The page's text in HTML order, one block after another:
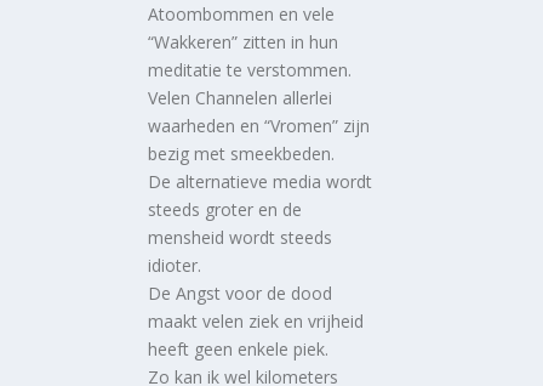
Atoombommen en vele
“Wakkeren” zitten in hun
meditatie te verstommen.
Velen Channelen allerlei
waarheden en “Vromen” zijn
bezig met smeekbeden.
De alternatieve media wordt
steeds groter en de
mensheid wordt steeds
idioter.
De Angst voor de dood
maakt velen ziek en vrijheid
heeft geen enkele piek.
Zo kan ik wel kilometers